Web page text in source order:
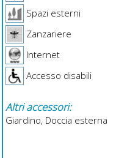
Spazi esterni
Zanzariere
Internet
Accesso disabili
Altri accessori:
Giardino, Doccia esterna